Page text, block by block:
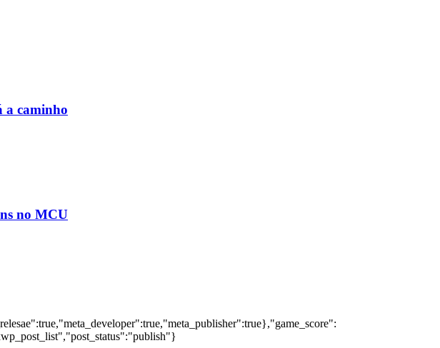
a caminho
no MCU